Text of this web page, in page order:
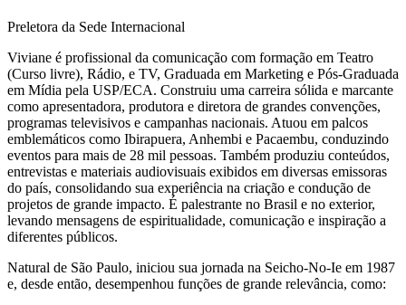
Preletora da Sede Internacional
Viviane é profissional da comunicação com formação em Teatro
(Curso livre), Rádio, e TV, Graduada em Marketing e Pós-Graduada
em Mídia pela USP/ECA. Construiu uma carreira sólida e marcante
como apresentadora, produtora e diretora de grandes convenções,
programas televisivos e campanhas nacionais. Atuou em palcos
emblemáticos como Ibirapuera, Anhembi e Pacaembu, conduzindo
eventos para mais de 28 mil pessoas. Também produziu conteúdos,
entrevistas e materiais audiovisuais exibidos em diversas emissoras
do país, consolidando sua experiência na criação e condução de
projetos de grande impacto. É palestrante no Brasil e no exterior,
levando mensagens de espiritualidade, comunicação e inspiração a
diferentes públicos.
Natural de São Paulo, iniciou sua jornada na Seicho-No-Ie em 1987
e, desde então, desempenhou funções de grande relevância, como: